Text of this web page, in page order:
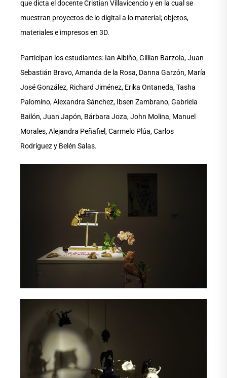
que dicta el docente Cristian Villavicencio y en la cual se
muestran proyectos de lo digital a lo material; objetos,
materiales e impresos en 3D.
Participan los estudiantes: Ian Albiño, Gillian Barzola, Juan
Sebastián Bravo, Amanda de la Rosa, Danna Garzón, María
José González, Richard Jiménez, Erika Ontaneda, Tasha
Palomino, Alexandra Sánchez, Ibsen Zambrano, Gabriela
Bailón, Juan Japón, Bárbara Joza, John Molina, Manuel
Morales, Alejandra Peñafiel, Carmelo Plúa, Carlos
Rodríguez y Belén Salas.